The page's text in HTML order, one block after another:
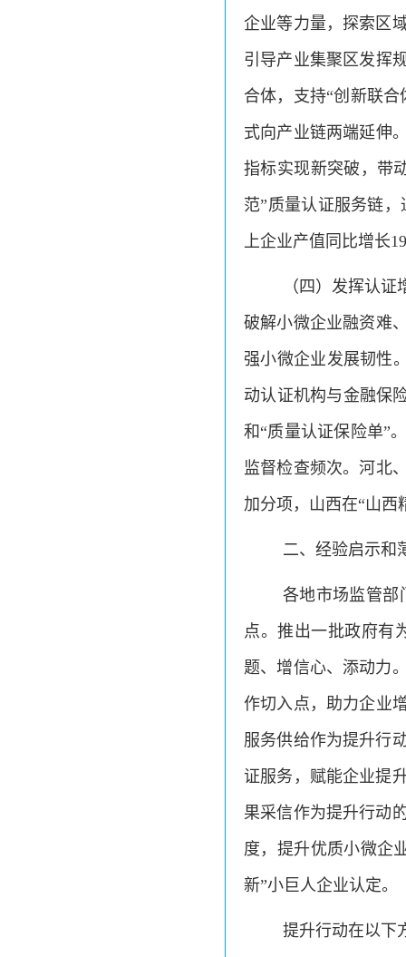
企业等力量，探索区
引导产业集聚区发挥
合体，支持“创新联
式向产业链两端延伸
指标实现新突破，带
范”质量认证服务链
上企业产值同比增长
（四）发挥认
破解小微企业融资难
强小微企业发展韧性
动认证机构与金融保
和“质量认证保险单”
监督检查频次。河北
加分项，山西在“山西
二、经验启示和
各地市场监管部
点。推出一批政府有
题、增信心、添动力
作切入点，助力企业
服务供给作为提升行
证服务，赋能企业提
果采信作为提升行动
度，提升优质小微企
新”小巨人企业认定。
提升行动在以下